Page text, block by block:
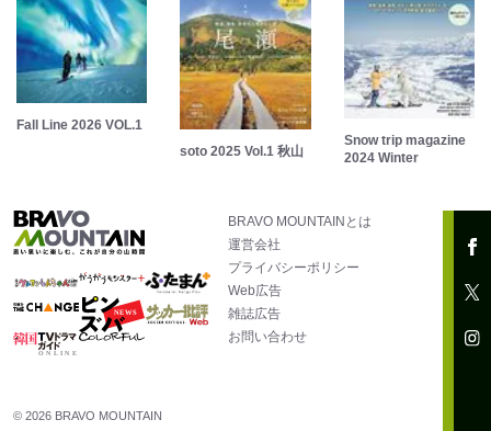
Fall Line 2026 VOL.1
soto 2025 Vol.1 秋山
Snow trip magazine
2024 Winter
BRAVO MOUNTAINとは
運営会社
プライバシーポリシー
Web広告
雑誌広告
お問い合わせ
© 2026 BRAVO MOUNTAIN